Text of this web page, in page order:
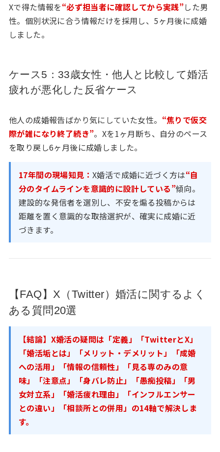
Xで得た情報を“必ず担当者に確認してから実践”した男
性。個別状況に合う情報だけを採用し、5ヶ月後に成婚
しました。
ケース5：33歳女性・他人と比較して婚活
疲れが悪化した反省ケース
他人の成婚報告ばかり気にしていた女性。 “焦りで仮交
際が雑になり終了続き”。Xを1ヶ月断ち、自分のペース
を取り戻し6ヶ月後に成婚しました。
17年間の現場知見： X婚活で成婚に近づく方は“自
分のタイムラインを意識的に設計している”傾向。
建設的な発信者を選別し、不安を煽る投稿からは
距離を置く意識的な取捨選択が、確実に成婚に近
づきます。
【FAQ】X（Twitter）婚活に関するよく
ある質問20選
【結論】X婚活の疑問は「定義」「TwitterとX」
「婚活垢とは」「メリット・デメリット」「成婚
への活用」「情報の信頼性」「見る専のみの意
味」「注意点」「身バレ防止」「愚痴投稿」「男
女対立系」「婚活疲れ理由」「インフルエンサー
との違い」「相談所との併用」の14軸で解決しま
す。